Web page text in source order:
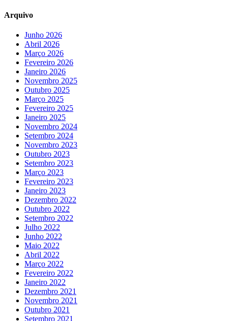
Arquivo
Junho 2026
Abril 2026
Março 2026
Fevereiro 2026
Janeiro 2026
Novembro 2025
Outubro 2025
Março 2025
Fevereiro 2025
Janeiro 2025
Novembro 2024
Setembro 2024
Novembro 2023
Outubro 2023
Setembro 2023
Março 2023
Fevereiro 2023
Janeiro 2023
Dezembro 2022
Outubro 2022
Setembro 2022
Julho 2022
Junho 2022
Maio 2022
Abril 2022
Março 2022
Fevereiro 2022
Janeiro 2022
Dezembro 2021
Novembro 2021
Outubro 2021
Setembro 2021